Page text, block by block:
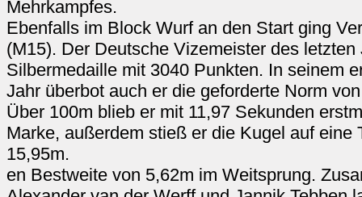
Mehrkampfes.
Ebenfalls im Block Wurf an den Start ging
(M15). Der Deutsche Vizemeister des
Silbermedaille mit 3040 Punkten. In seinem
Jahr überbot auch er die geforderte Norm
Über 100m blieb er mit 11,97 Sekunden
Marke, außerdem stieß er die Kugel auf eine
15,95m.
en Bestweite von 5,62m im Weitsprung.